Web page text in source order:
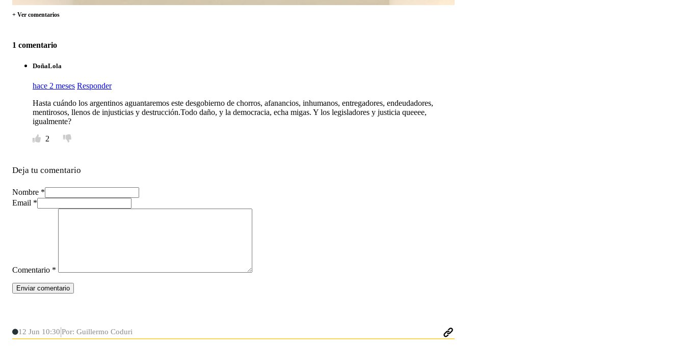
+ Ver comentarios
1 comentario
DoñaLola
hace 2 meses Responder
Hasta cuándo los argentinos aguantaremos este desgobierno de chorros, afanancios, inhumanos, entregadores, endeudadores,
mentirosos, llenos de injusticias y destrucción.Todo daño, y la democracia, echa migas. Y los legisladores y justicia queeee,
igualmente?
2
Deja tu comentario
Nombre *
Email *
Comentario *
12 Jun 10:30 Por: Guillermo Coduri